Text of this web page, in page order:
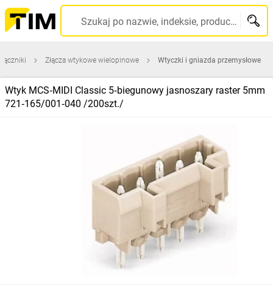
Szukaj po nazwie, indeksie, producencie, kodzie kreskowym...
Złącza wtykowe wielopinowe Wtyczki i gniazda przemysłowe
Wtyk MCS‑MIDI Classic 5‑biegunowy jasnoszary raster 5mm
721‑165/001‑040 /200szt./